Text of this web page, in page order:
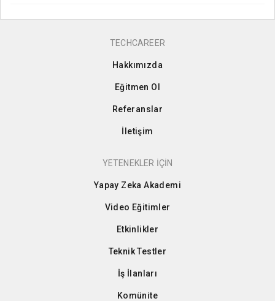
TECHCAREER
Hakkımızda
Eğitmen Ol
Referanslar
İletişim
YETENEKLER İÇİN
Yapay Zeka Akademi
Video Eğitimler
Etkinlikler
Teknik Testler
İş İlanları
Komünite